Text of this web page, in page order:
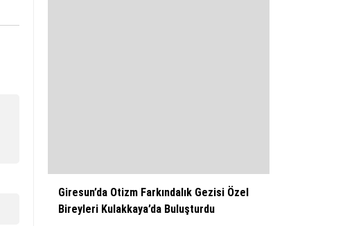
Giresun’da Otizm Farkındalık Gezisi Özel
Bireyleri Kulakkaya’da Buluşturdu